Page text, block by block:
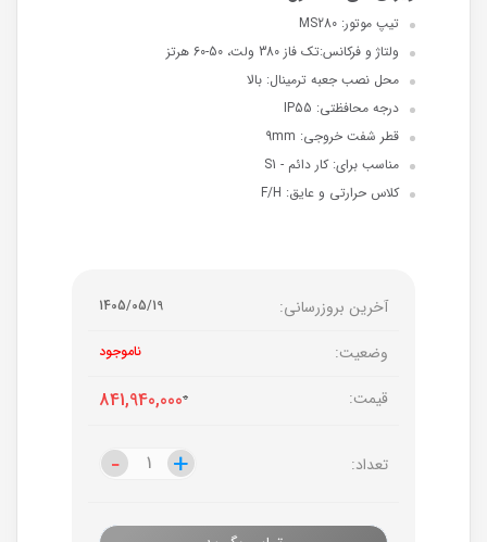
تیپ موتور: MS280
ولتاژ و فرکانس:تک فاز 380 ولت، 50-60 هرتز
محل نصب جعبه ترمینال: بالا
درجه محافظتی: IP55
قطر شفت خروجی: 9mm
مناسب برای: کار دائم - S1
کلاس حرارتی و عایق: F/H
آخرین بروزرسانی: 1405/05/19
وضعیت: ناموجود
قیمت: 841,940,0000
تعداد: +
- +
-